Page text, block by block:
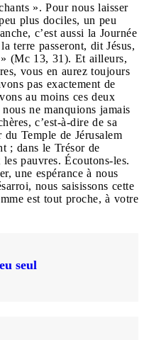
». Pour nous laisser
plus dociles, un peu
c’est aussi la Journée
terre passeront, dit Jésus,
» (Mc 13, 31). Et ailleurs,
vous en aurez toujours
pas exactement de
au moins ces deux
ne manquions jamais
c’est-à-dire de sa
Temple de Jérusalem
; dans le Trésor de
pauvres. Écoutons-les.
une espérance à nous
nous saisissons cette
est tout proche, à votre
seul